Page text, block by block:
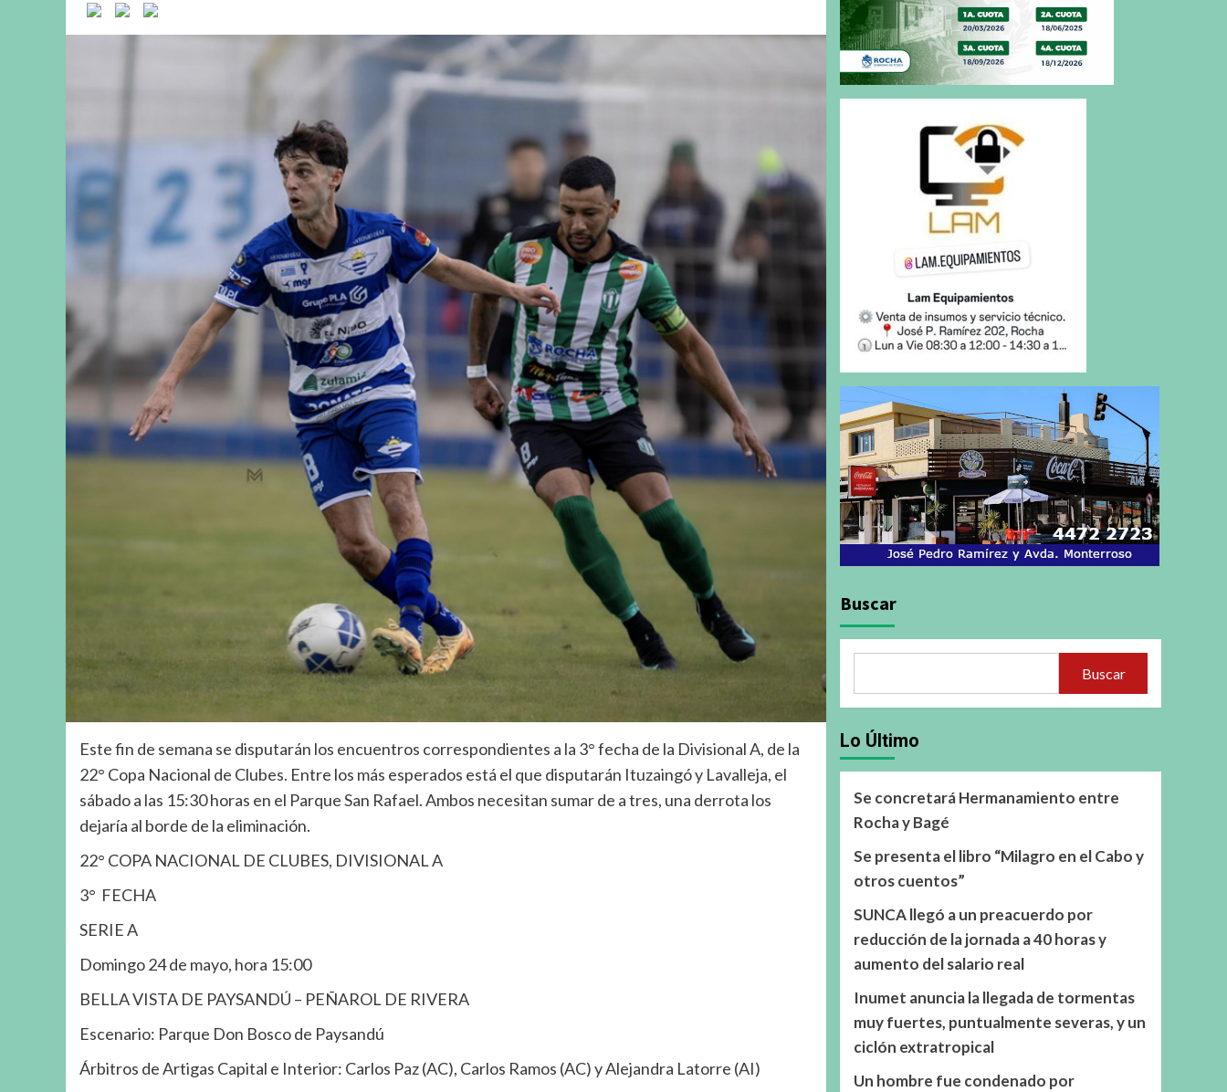
Este fin de semana se disputarán los encuentros correspondientes a la 3° fecha de la Divisional A, de la
22° Copa Nacional de Clubes. Entre los más esperados está el que disputarán Ituzaingó y Lavalleja, el
sábado a las 15:30 horas en el Parque San Rafael. Ambos necesitan sumar de a tres, una derrota los
dejaría al borde de la eliminación.
22° COPA NACIONAL DE CLUBES, DIVISIONAL A
3° FECHA
SERIE A
Domingo 24 de mayo, hora 15:00
BELLA VISTA DE PAYSANDÚ – PEÑAROL DE RIVERA
Escenario: Parque Don Bosco de Paysandú
Árbitros de Artigas Capital e Interior: Carlos Paz (AC), Carlos Ramos (AC) y Alejandra Latorre (AI)
Buscar
Buscar
Lo Último
Se concretará Hermanamiento entre
Rocha y Bagé
Se presenta el libro “Milagro en el Cabo y
otros cuentos”
SUNCA llegó a un preacuerdo por
reducción de la jornada a 40 horas y
aumento del salario real
Inumet anuncia la llegada de tormentas
muy fuertes, puntualmente severas, y un
ciclón extratropical
Un hombre fue condenado por